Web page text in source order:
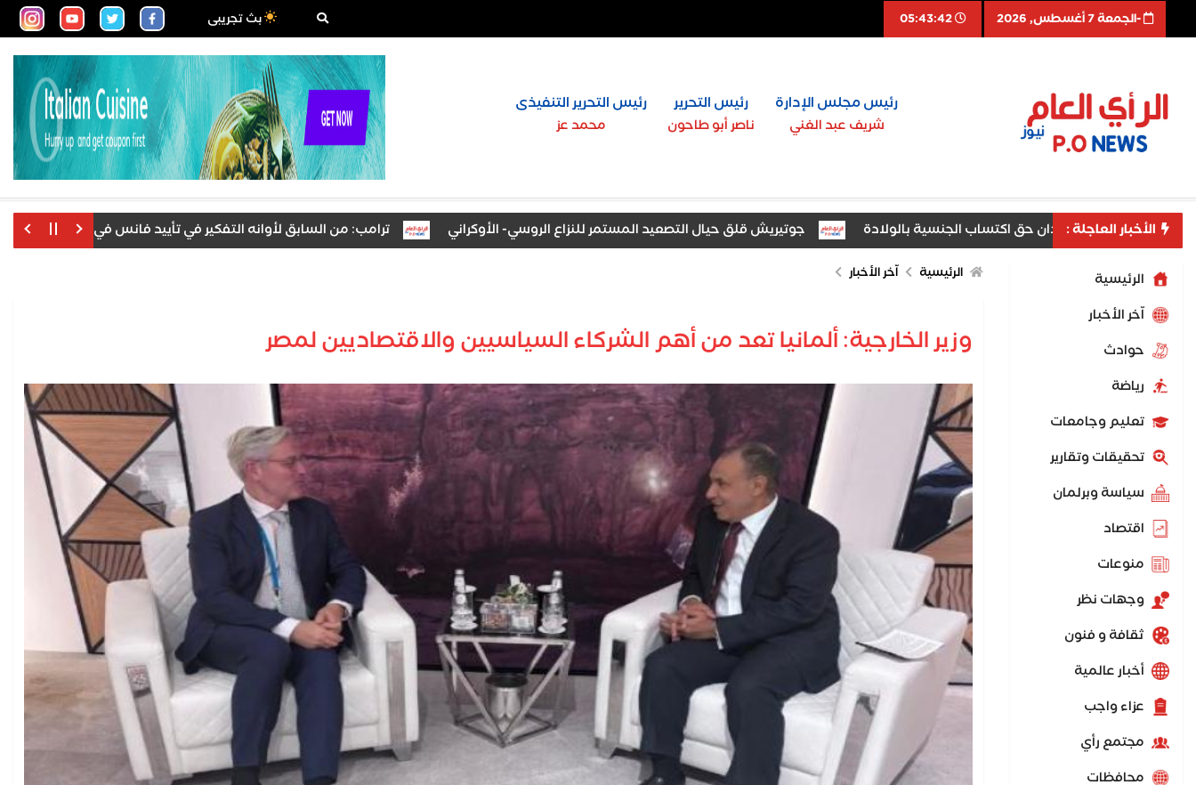
-الجمعة 7 أغسطس, 2026 05:43:43 بث تجريبى
رئيس مجلس الإدارة
شريف عبد الغني
رئيس التحرير
ناصر أبو طاحون
رئيس التحرير التنفيذى
محمد عز
الأخبار العاجلة :
تنفيذيين يقيدان حق اكتساب الجنسية بالولادة جوتيريش قلق حيال التصعيد المستمر للنزاع الروسي- الأوكراني ترامب: من السابق لأوانه التفكير في تأييد فانس في انتخابات 2028
يعتمد نتيجة الدور الثاني للشهادة الثانوية الأزهرية لمعاهد فلسطين بنسبة نجاح 97.7%
الرئيسية
اّخر الأخبار
حوادث
رياضة
تعليم وجامعات
تحقيقات وتقارير
سياسة وبرلمان
اقتصاد
منوعات
وجهات نظر
ثقافة و فنون
أخبار عالمية
عزاء واجب
مجتمع رأي
محافظات
الرئيسية اّخر الأخبار
وزير الخارجية: ألمانيا تعد من أهم الشركاء السياسيين والاقتصاديين لمصر